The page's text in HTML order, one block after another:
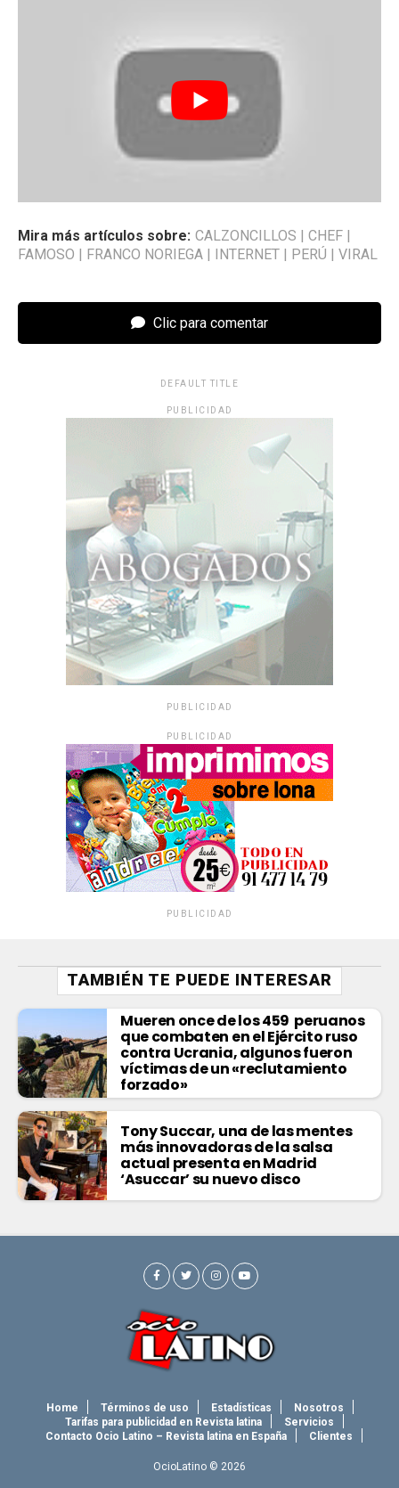
Mira más artículos sobre: CALZONCILLOS | CHEF |
FAMOSO | FRANCO NORIEGA | INTERNET | PERÚ | VIRAL
Clic para comentar
DEFAULT TITLE
PUBLICIDAD
PUBLICIDAD
PUBLICIDAD
PUBLICIDAD
TAMBIÉN TE PUEDE INTERESAR
Mueren once de los 459 peruanos
que combaten en el Ejército ruso
contra Ucrania, algunos fueron
víctimas de un «reclutamiento
forzado»
Tony Succar, una de las mentes
más innovadoras de la salsa
actual presenta en Madrid
‘Asuccar’ su nuevo disco
Home Términos de uso Estadísticas
Nosotros
Tarifas para publicidad en Revista latina
Servicios
Contacto Ocio Latino – Revista latina en España
Clientes
OcioLatino © 2026